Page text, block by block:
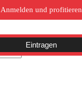
Anmelden und profitieren